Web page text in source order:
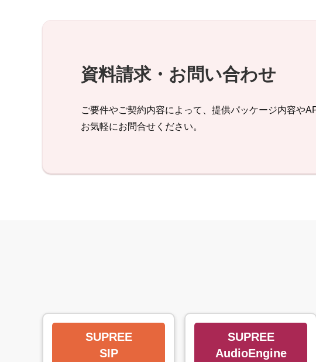
資料請求・お問い合わせ
ご要件やご契約内容によって、提供パッケージ内容や
お気軽にお問合せください。
SUPREE
SIP
SUPREE
AudioEngine